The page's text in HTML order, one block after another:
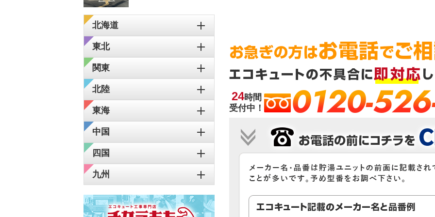
24時間
受付中！
0120-
北海道
東北
関東
北陸
東海
中国
四国
九州